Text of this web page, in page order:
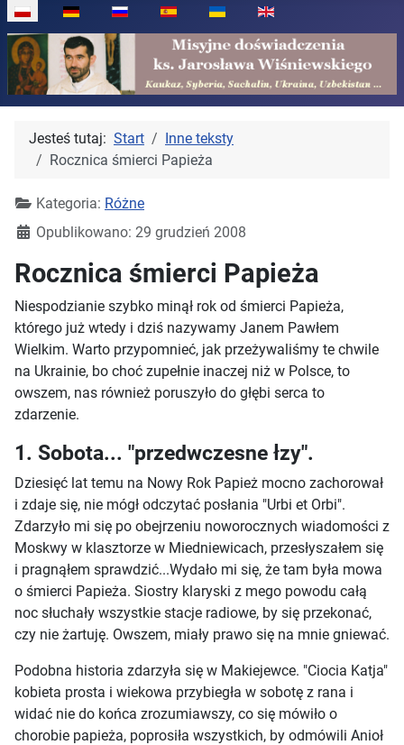
Wybierz swój język
Jesteś tutaj: Start
Inne teksty
Rocznica śmierci Papieża
Kategoria: Różne
Opublikowano: 29 grudzień 2008
Rocznica śmierci Papieża
Niespodzianie szybko minął rok od śmierci Papieża,
którego już wtedy i dziś nazywamy Janem Pawłem
Wielkim. Warto przypomnieć, jak przeżywaliśmy te chwile
na Ukrainie, bo choć zupełnie inaczej niż w Polsce, to
owszem, nas również poruszyło do głębi serca to
zdarzenie.
1. Sobota... "przedwczesne łzy".
Dziesięć lat temu na Nowy Rok Papież mocno zachorował
i zdaje się, nie mógł odczytać posłania "Urbi et Orbi".
Zdarzyło mi się po obejrzeniu noworocznych wiadomości z
Moskwy w klasztorze w Miedniewicach, przesłyszałem się
i pragnąłem sprawdzić...Wydało mi się, że tam była mowa
o śmierci Papieża. Siostry klaryski z mego powodu całą
noc słuchały wszystkie stacje radiowe, by się przekonać,
czy nie żartuję. Owszem, miały prawo się na mnie gniewać.
Podobna historia zdarzyła się w Makiejewce. "Ciocia Katja"
kobieta prosta i wiekowa przybiegła w sobotę z rana i
widać nie do końca zrozumiawszy, co się mówiło o
chorobie papieża, poprosiła wszystkich, by odmówili Anioł